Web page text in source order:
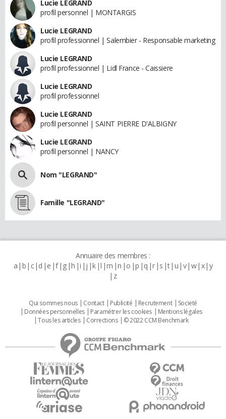
Lucie LEGRAND
profil personnel | MONTARGIS
Lucie LEGRAND
profil professionnel | Salembier - Responsable marketing
Lucie LEGRAND
profil professionnel | Lidl France - Caissiere
Lucie LEGRAND
profil professionnel
Lucie LEGRAND
profil personnel | SAINT PIERRE D'ALBIGNY
Lucie LEGRAND
profil personnel | NANCY
Nom "LEGRAND"
Famille "LEGRAND"
Annuaire des membres :
a b c d e f g h i j k l m n o p q r s t u v w x y
z
Qui sommes nous Contact Publicité Recrutement
Societé
Données personnelles
Paramétrer les cookies
Mentions légales
Tous les articles
Corrections © 2022 CCM Benchmark